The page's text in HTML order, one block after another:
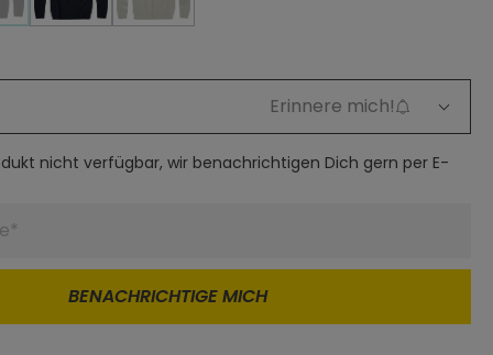
Erinnere mich!
nicht verfügbar, wir benachrichtigen Dich gern per E-
BENACHRICHTIGE MICH